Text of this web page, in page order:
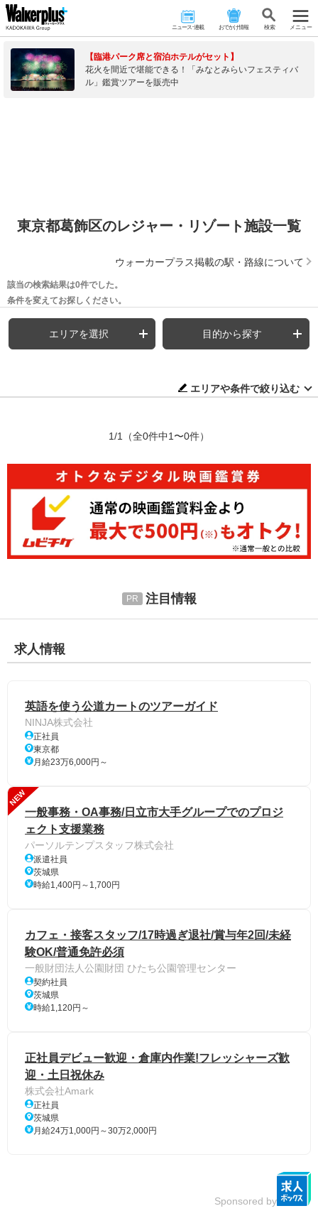
ニュース･連載 おでかけ情報 検 索 メニュー
【臨港パーク席と宿泊ホテルがセット】
花火を間近で堪能できる！「みなとみらいフェスティバ
ル」鑑賞ツアーを販売中
東京都葛飾区のレジャー・リゾート施設一覧
ウォーカープラス掲載の駅・路線について
該当の検索結果は0件でした。
条件を変えてお探しください。
エリアを選択 目的から探す
エリアや条件で絞り込む
1/1 （全0件中1〜0件）
注目情報
求人情報
英語を使う公道カートのツアーガイド
NINJA株式会社
正社員
東京都
月給23万6,000円～
NEW
一般事務・OA事務/日立市大手グループでのプロジ
ェクト支援業務
パーソルテンプスタッフ株式会社
派遣社員
茨城県
時給1,400円～1,700円
カフェ・接客スタッフ/17時過ぎ退社/賞与年2回/未経
験OK/普通免許必須
一般財団法人公園財団 ひたち公園管理センター
契約社員
茨城県
時給1,120円～
正社員デビュー歓迎・倉庫内作業!フレッシャーズ歓
迎・土日祝休み
株式会社Amark
正社員
茨城県
月給24万1,000円～30万2,000円
Sponsored by